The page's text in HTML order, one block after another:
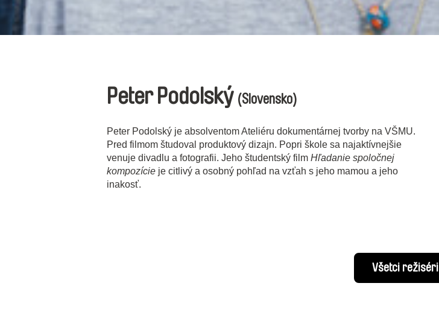
Peter Podolský (Slovensko)
Peter Podolský je absolventom Ateliéru dokumentárnej tvorby na VŠMU.
Pred filmom študoval produktový dizajn. Popri škole sa najaktívnejšie
venuje divadlu a fotografii. Jeho študentský film Hľadanie spoločnej
kompozície je citlivý a osobný pohľad na vzťah s jeho mamou a jeho
inakosť.
Všetci režiséri